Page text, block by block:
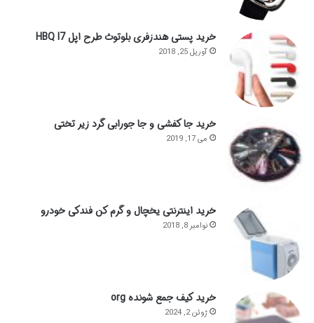
خرید پستی هندزفری بلوتوث طرح اپل HBQ I7
آوریل 25, 2018
خرید جا کفشی و جا جورابی گرد زیر تختی
می 17, 2019
خرید اینترنتی یخچال و گرم کن فندکی خودرو
نوامبر 8, 2018
خرید کیف جمع شونده org
ژوئن 2, 2024